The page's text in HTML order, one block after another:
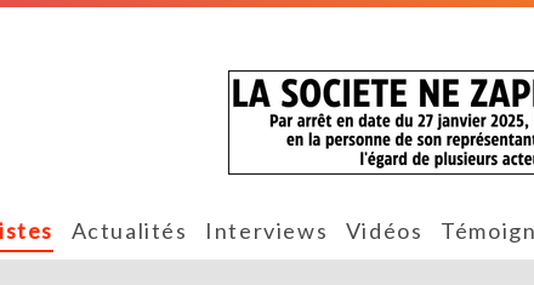
Actualités Interviews Vidéos